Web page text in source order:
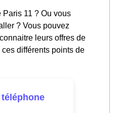
Paris 11 ? Ou vous
? Vous pouvez
leurs offres de
différents points de
téléphone